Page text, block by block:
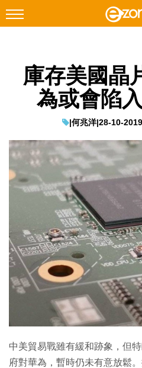
Facebook Instagram
科技焦點
遊戲動漫
教學評測
EduTech
生成式AI與雲端應用
Enterprise Digital
特集
庫存美國晶
為或會陷
|何兆洋|28-10-
中美貿易戰雖有緩和跡象，但
府對華為，暫時仍未有意放鬆